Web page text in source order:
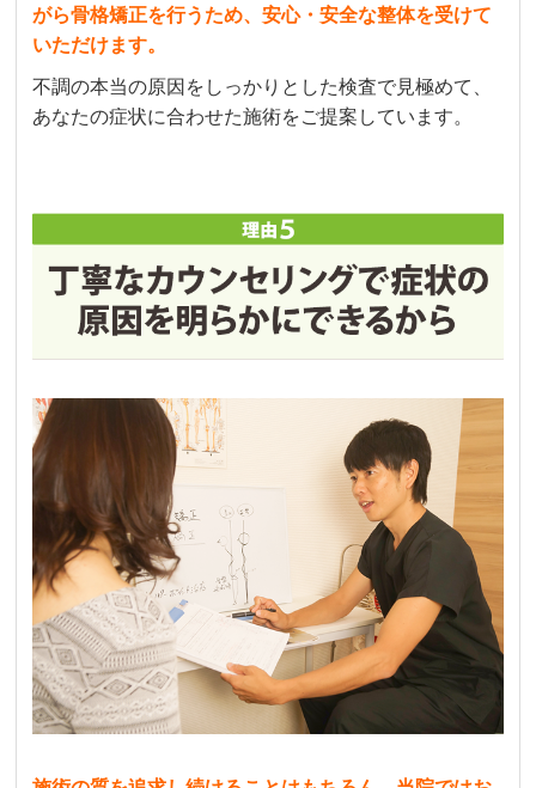
がら骨格矯正を行うため、安心・安全な整体を受けて
いただけます。
不調の本当の原因をしっかりとした検査で見極めて、
あなたの症状に合わせた施術をご提案しています。